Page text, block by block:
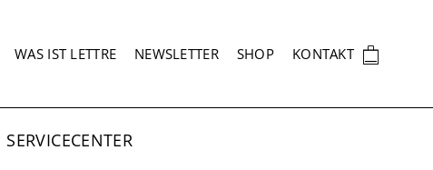
SEKUNDÄRNAVIGATION
WAS IST LETTRE NEWSLETTER SHOP KONTAKT 🛍
SERVICECENTER